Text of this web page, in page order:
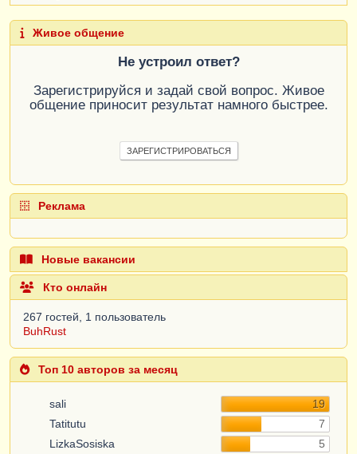
Живое общение
Не устроил ответ?
Зарегистрируйся и задай свой вопрос. Живое
общение приносит результат намного быстрее.
ЗАРЕГИСТРИРОВАТЬСЯ
Реклама
Новые вакансии
Кто онлайн
267 гостей, 1 пользователь
BuhRust
Топ 10 авторов за месяц
sali
19
Tatitutu
7
LizkaSosiska
5